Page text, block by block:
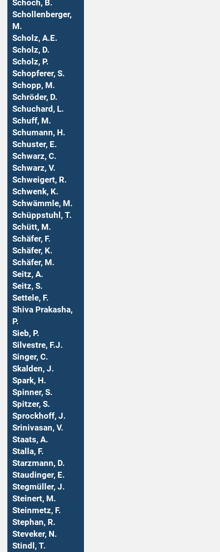
Schoch, B.
Schollenberger,
M.
Scholz, A.E.
Scholz, D.
Scholz, P.
Schopferer, S.
Schopp, M.
Schröder, D.
Schuchard, L.
Schuff, M.
Schumann, H.
Schuster, E.
Schwarz, C.
Schwarz, V.
Schweigert, R.
Schwenk, K.
Schwämmle, M.
Schüppstuhl, T.
Schütt, M.
Schäfer, F.
Schäfer, K.
Schäfer, M.
Seitz, A.
Seitz, S.
Settele, F.
Shiva Prakasha,
P.
Sieb, P.
Silvestre, F.J.
Singer, C.
Skalden, J.
Spark, H.
Spinner, S.
Spitzer, S.
Sprockhoff, J.
Srinivasan, V.
Staats, A.
Stalla, F.
Starzmann, D.
Staudinger, E.
Stegmüller, J.
Steinert, M.
Steinmetz, F.
Stephan, R.
Steveker, N.
Stindl, T.